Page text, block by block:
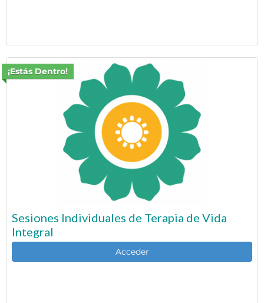
¡Estás Dentro!
Sesiones Individuales de Terapia de Vida
Integral
Acceder